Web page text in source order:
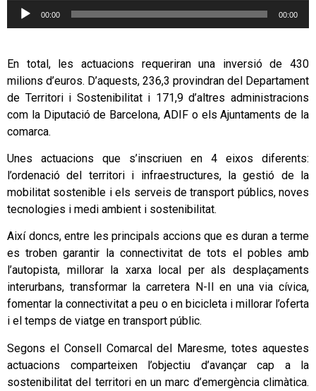
Reproductor
00:00 00:00
En total, les actuacions requeriran una inversió de 430
milions d’euros. D’aquests, 236,3 provindran del Departament
de Territori i Sostenibilitat i 171,9 d’altres administracions
com la Diputació de Barcelona, ADIF o els Ajuntaments de la
comarca.
Unes actuacions que s’inscriuen en 4 eixos diferents:
l’ordenació del territori i infraestructures, la gestió de la
mobilitat sostenible i els serveis de transport públics, noves
tecnologies i medi ambient i sostenibilitat.
Així doncs, entre les principals accions que es duran a terme
es troben garantir la connectivitat de tots el pobles amb
l’autopista, millorar la xarxa local per als desplaçaments
interurbans, transformar la carretera N-II en una via cívica,
fomentar la connectivitat a peu o en bicicleta i millorar l’oferta
i el temps de viatge en transport públic.
Segons el Consell Comarcal del Maresme, totes aquestes
actuacions comparteixen l’objectiu d’avançar cap a la
sostenibilitat del territori en un marc d’emergència climàtica.